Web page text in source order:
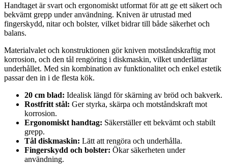
Handtaget är svart och ergonomiskt utformat för att ge ett säkert och
bekvämt grepp under användning. Kniven är utrustad med
fingerskydd, nitar och bolster, vilket bidrar till både säkerhet och
balans.
Materialvalet och konstruktionen gör kniven motståndskraftig mot
korrosion, och den tål rengöring i diskmaskin, vilket underlättar
underhållet. Med sin kombination av funktionalitet och enkel estetik
passar den in i de flesta kök.
20 cm blad: Idealisk längd för skärning av bröd och bakverk.
Rostfritt stål: Ger styrka, skärpa och motståndskraft mot
korrosion.
Ergonomiskt handtag: Säkerställer ett bekvämt och stabilt
grepp.
Tål diskmaskin: Lätt att rengöra och underhålla.
Fingerskydd och bolster: Ökar säkerheten under
användning.